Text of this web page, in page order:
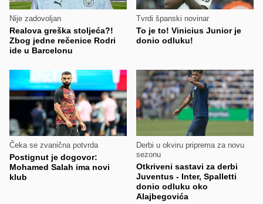
Nije zadovoljan
Realova greška stoljeća?!
Zbog jedne rečenice Rodri
ide u Barcelonu
Tvrdi španski novinar
To je to! Vinicius Junior je
donio odluku!
Čeka se zvanična potvrda
Postignut je dogovor:
Mohamed Salah ima novi
klub
Derbi u okviru priprema za novu
sezonu
Otkriveni sastavi za derbi
Juventus - Inter, Spalletti
donio odluku oko
Alajbegovića